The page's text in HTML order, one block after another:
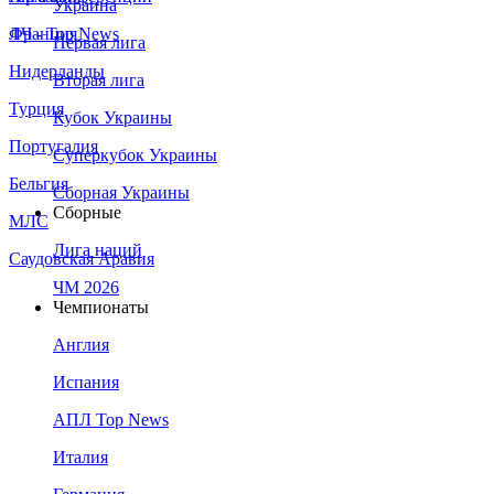
Франция
Нидерланды
Турция
Португалия
Бельгия
МЛС
Саудовская Аравия
ЛЧ - Top News
Украина
Первая лига
Вторая лига
Кубок Украины
Суперкубок Украины
Сборная Украины
Сборные
Лига наций
ЧМ 2026
Чемпионаты
Англия
Испания
АПЛ Top News
Италия